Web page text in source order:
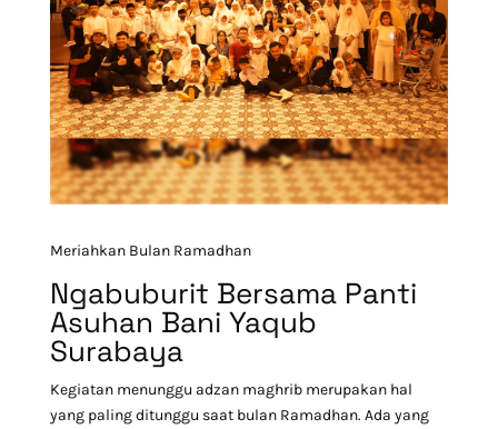
Meriahkan Bulan Ramadhan
Ngabuburit Bersama Panti
Asuhan Bani Yaqub
Surabaya
Kegiatan menunggu adzan maghrib merupakan hal
yang paling ditunggu saat bulan Ramadhan. Ada yang